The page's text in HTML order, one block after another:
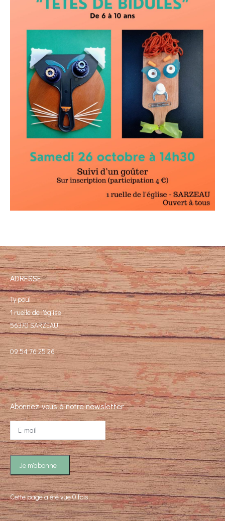
ADRESSE
Ty poul
1 ruelle de l'église
56370 SARZEAU
09 54 76 25 26
Abonnez-vous à notre newsletter
Cette page a été vue 0 fois.